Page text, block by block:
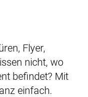
Flyer,
nicht, wo
befindet? Mit
einfach.